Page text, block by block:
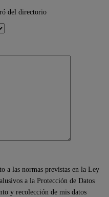
del directorio
a las normas previstas en la Ley
a la Protección de Datos
y recolección de mis datos